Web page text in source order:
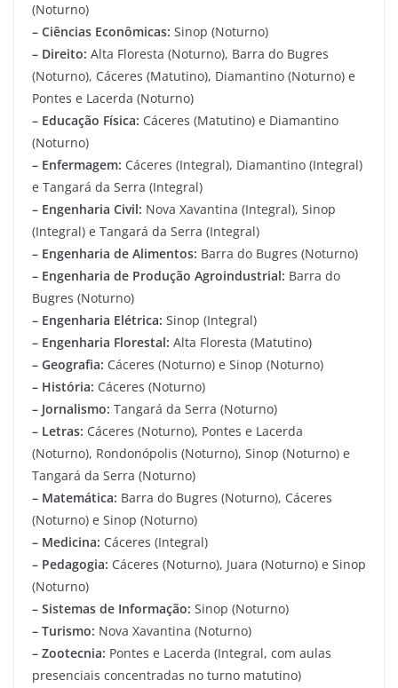
(Noturno)
– Ciências Econômicas: Sinop (Noturno)
– Direito: Alta Floresta (Noturno), Barra do Bugres
(Noturno), Cáceres (Matutino), Diamantino (Noturno) e
Pontes e Lacerda (Noturno)
– Educação Física: Cáceres (Matutino) e Diamantino
(Noturno)
– Enfermagem: Cáceres (Integral), Diamantino (Integral)
e Tangará da Serra (Integral)
– Engenharia Civil: Nova Xavantina (Integral), Sinop
(Integral) e Tangará da Serra (Integral)
– Engenharia de Alimentos: Barra do Bugres (Noturno)
– Engenharia de Produção Agroindustrial: Barra do
Bugres (Noturno)
– Engenharia Elétrica: Sinop (Integral)
– Engenharia Florestal: Alta Floresta (Matutino)
– Geografia: Cáceres (Noturno) e Sinop (Noturno)
– História: Cáceres (Noturno)
– Jornalismo: Tangará da Serra (Noturno)
– Letras: Cáceres (Noturno), Pontes e Lacerda
(Noturno), Rondonópolis (Noturno), Sinop (Noturno) e
Tangará da Serra (Noturno)
– Matemática: Barra do Bugres (Noturno), Cáceres
(Noturno) e Sinop (Noturno)
– Medicina: Cáceres (Integral)
– Pedagogia: Cáceres (Noturno), Juara (Noturno) e Sinop
(Noturno)
– Sistemas de Informação: Sinop (Noturno)
– Turismo: Nova Xavantina (Noturno)
– Zootecnia: Pontes e Lacerda (Integral, com aulas
presenciais concentradas no turno matutino)